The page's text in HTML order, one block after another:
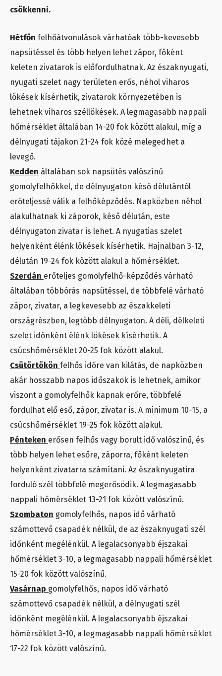
csökkenni.
Hétfőn felhőátvonulások várhatóak több-kevesebb
napsütéssel és több helyen lehet zápor, főként
keleten zivatarok is előfordulhatnak. Az északnyugati,
nyugati szelet nagy területen erős, néhol viharos
lökések kísérhetik, zivatarok környezetében is
lehetnek viharos széllökések. A legmagasabb nappali
hőmérséklet általában 14-20 fok között alakul, míg a
délnyugati tájakon 21-24 fok közé melegedhet a
levegő.
Kedden általában sok napsütés valószínű
gomolyfelhőkkel, de délnyugaton késő délutántól
erőteljessé válik a felhőképződés. Napközben néhol
alakulhatnak ki záporok, késő délután, este
délnyugaton zivatar is lehet. A nyugatias szelet
helyenként élénk lökések kísérhetik. Hajnalban 3-12,
délután 19-24 fok között alakul a hőmérséklet.
Szerdán erőteljes gomolyfelhő-képződés várható
általában többórás napsütéssel, de többfelé várható
zápor, zivatar, a legkevesebb az északkeleti
országrészben, legtöbb délnyugaton. A déli, délkeleti
szelet időnként élénk lökések kísérhetik. A
csúcshőmérséklet 20-25 fok között alakul.
Csütörtökön felhős időre van kilátás, de napközben
akár hosszabb napos időszakok is lehetnek, amikor
viszont a gomolyfelhők kapnak erőre, többfelé
fordulhat elő eső, zápor, zivatar is. A minimum 10-15, a
csúcshőmérséklet 19-25 fok között alakul.
Pénteken erősen felhős vagy borult idő valószínű, és
több helyen lehet esőre, záporra, főként keleten
helyenként zivatarra számítani. Az északnyugatira
forduló szél többfelé megerősödik. A legmagasabb
nappali hőmérséklet 13-21 fok között valószínű.
Szombaton gomolyfelhős, napos idő várható
számottevő csapadék nélkül, de az északnyugati szél
időnként megélénkül. A legalacsonyabb éjszakai
hőmérséklet 3-10, a legmagasabb nappali hőmérséklet
15-20 fok között valószínű.
Vasárnap gomolyfelhős, napos idő várható
számottevő csapadék nélkül, a délnyugati szél
időnként megélénkül. A legalacsonyabb éjszakai
hőmérséklet 3-10, a legmagasabb nappali hőmérséklet
17-22 fok között valószínű.